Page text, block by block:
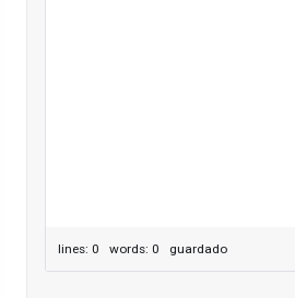
lines: 0 words: 0 guardado